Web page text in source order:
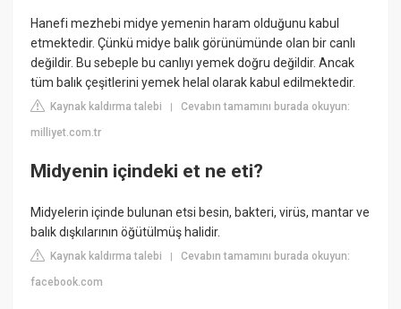
Hanefi mezhebi midye yemenin haram olduğunu kabul
etmektedir. Çünkü midye balık görünümünde olan bir canlı
değildir. Bu sebeple bu canlıyı yemek doğru değildir. Ancak
tüm balık çeşitlerini yemek helal olarak kabul edilmektedir.
Kaynak kaldırma talebi |Cevabın tamamını burada okuyun:
milliyet.com.tr
Midyenin içindeki et ne eti?
Midyelerin içinde bulunan etsi besin, bakteri, virüs, mantar ve
balık dışkılarının öğütülmüş halidir.
Kaynak kaldırma talebi |Cevabın tamamını burada okuyun:
facebook.com